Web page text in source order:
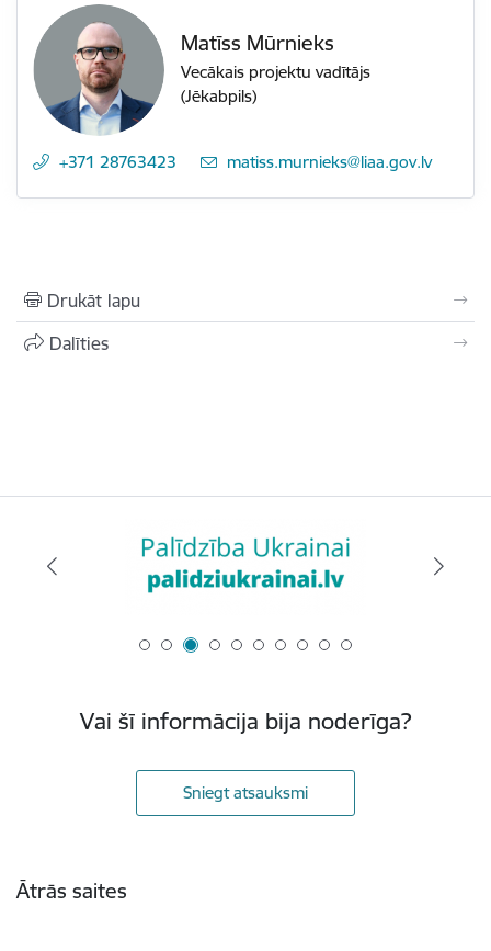
Matīss Mūrnieks
Vecākais projektu vadītājs
(Jēkabpils)
+371 28763423 E-pasts:
matiss.murnieks@liaa.gov.lv
Drukāt lapu
Dalīties
Vai šī informācija bija noderīga?
Sniegt atsauksmi
Ātrās saites